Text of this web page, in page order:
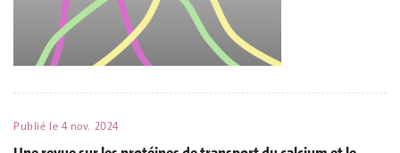
Publié le 4 nov. 2024